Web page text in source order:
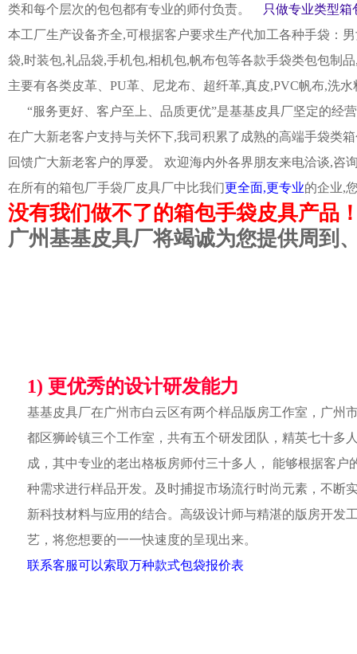
类和每个层次的包包都有专业的师付负责。
只做专业类型箱
本工厂生产设备齐全,可根据客户要求生产代加工各种手袋：
袋,时装包,礼品袋,手机包,相机包,帆布包等各款手袋类包包制
主要有各类皮革、PU革、尼龙布、超纤革,真皮,PVC帆布,洗
“服务更好、客户至上、品质更优”是基基皮具厂坚定的经
在广大新老客户支持与关怀下,我司积累了成熟的高端手袋类
回馈广大新老客户的厚爱。 欢迎海内外各界朋友来电洽谈,咨
在所有的箱包厂手袋厂皮具厂中比我们更全面,更专业的企业,
没有我们做不了的箱包手袋皮具产品
广州基基皮具厂将竭诚为您提供周到
1) 更优秀的设计研发能力
基基皮具厂在广州市白云区有两个样品版房工作室，广州
都区狮岭镇三个工作室，共有五个研发团队，精英七十多
成，其中专业的老出格板房师付三十多人， 能够根据客户
种需求进行样品开发。及时捕捉市场流行时尚元素，不断
新科技材料与应用的结合。高级设计师与精湛的版房开发
艺，将您想要的一一快速度的呈现出来。
联系客服可以索取万种款式包袋报价表